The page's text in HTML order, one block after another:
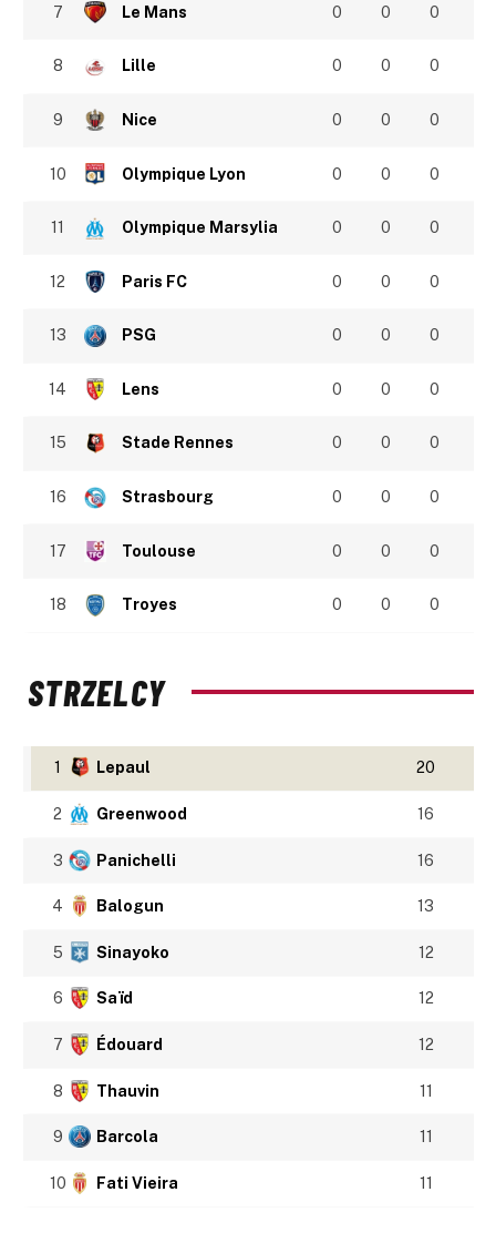
7 Le Mans 0 0 0
8 Lille 0 0 0
9 Nice 0 0 0
10 Olympique Lyon 0 0 0
11 Olympique Marsylia 0 0 0
12 Paris FC 0 0 0
13 PSG 0 0 0
14 Lens 0 0 0
15 Stade Rennes 0 0 0
16 Strasbourg 0 0 0
17 Toulouse 0 0 0
18 Troyes 0 0 0
STRZELCY
1 Lepaul 20
2 Greenwood 16
3 Panichelli 16
4 Balogun 13
5 Sinayoko 12
6 Saïd 12
7 Édouard 12
8 Thauvin 11
9 Barcola 11
10 Fati Vieira 11